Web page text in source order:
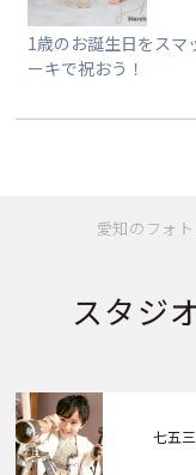
1歳のお誕生日をスマ
ーキで祝おう！
愛知のフォ
スタジ
七五三